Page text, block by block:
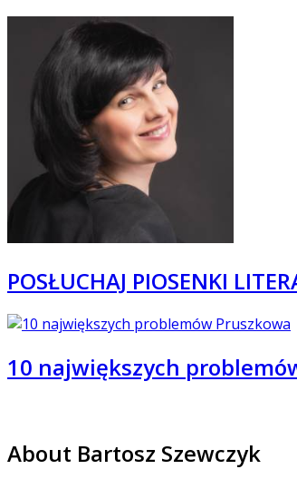
POSŁUCHAJ PIOSENKI
10 największych
About Bartosz Szewczyk